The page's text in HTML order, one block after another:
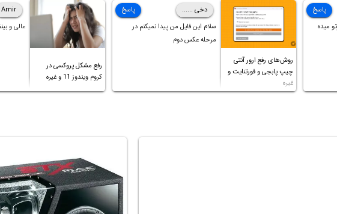
خوشبختانه ویندوز جدید رو نصب
کردم،اما متاسفانه بانصب تمامی
درایورهای لپتاپ،بازهم نور و رنگ
صفحه چه موقع کار چه موقع پخش
میده
پاسخ
روش‌های رفع ارور آنتی
چیپ پابجی و فورتنایت و
غیره
دخی ......
سلام این فایل من پیدا نمیکنم در
مرحله عکس دوم
پاسخ
رفع مشکل پروکسی در
کروم ویندوز 11 و غیره
Amir
عالی و